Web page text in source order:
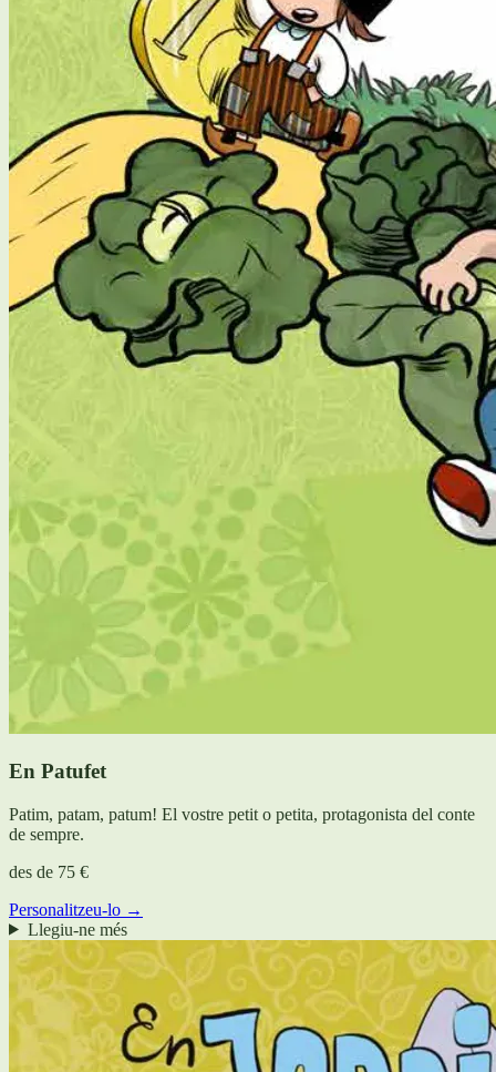
En Patufet
Patim, patam, patum! El vostre petit o petita, protagonista del conte
de sempre.
des de 75 €
Personalitzeu-lo →
Llegiu-ne més